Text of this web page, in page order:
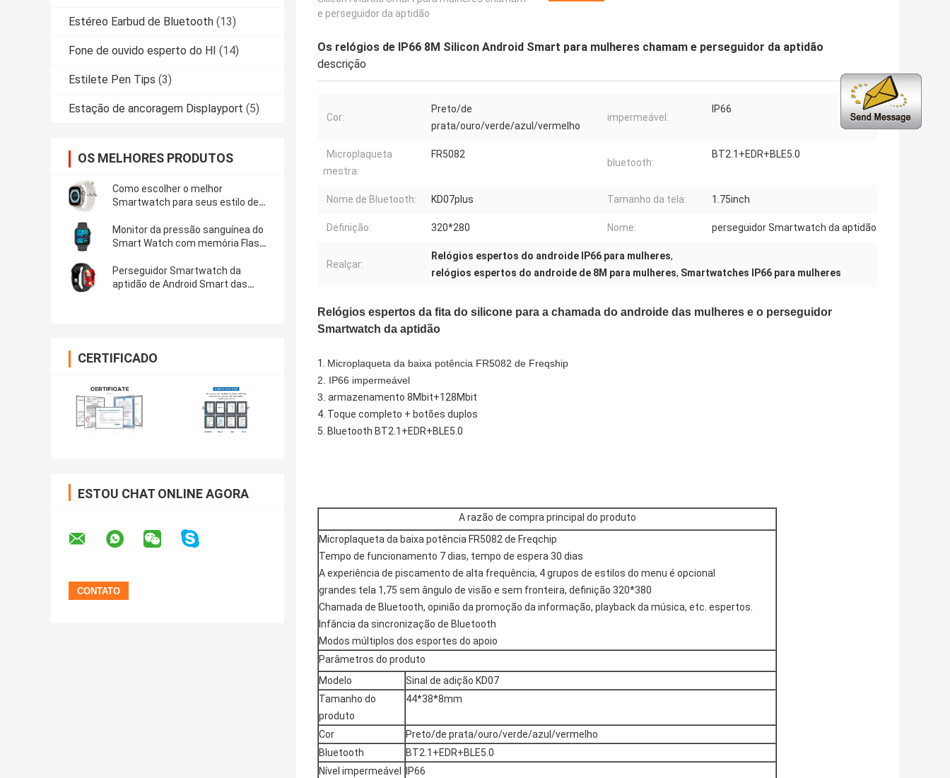
Estéreo Earbud de Bluetooth (13)
Fone de ouvido esperto do HI (14)
Estilete Pen Tips (3)
Estação de ancoragem Displayport (5)
OS MELHORES PRODUTOS
Como escolher o melhor
Smartwatch para seus estilo de
Monitor da pressão sanguínea do
Smart Watch com memória Flash
Perseguidor Smartwatch da
aptidão de Android Smart das
CERTIFICADO
ESTOU CHAT ONLINE AGORA
e perseguidor da aptidão
Os relógios de IP66 8M Silicon Android Smart para mulheres chamam e perseguidor da aptidão
descrição
Cor:
Preto/de
prata/ouro/verde/azul/vermelho
impermeável:
IP66
Microplaqueta
mestra:
FR5082
bluetooth:
BT2.1+EDR+BLE5.0
Nome de Bluetooth: KD07plus Tamanho da tela: 1.75inch
Definição: 320*280 Nome: perseguidor Smartwatch da aptidão
Realçar:
Relógios espertos do androide IP66 para mulheres,
relógios espertos do androide de 8M para mulheres, Smartwatches IP66 para mulheres
Relógios espertos da fita do silicone para a chamada do androide das mulheres e o perseguidor
Smartwatch da aptidão
1. Microplaqueta da baixa potência FR5082 de Freqship
2. IP66 impermeável
3. armazenamento 8Mbit+128Mbit
4. Toque completo + botões duplos
5. Bluetooth BT2.1+EDR+BLE5.0
A razão de compra principal do produto
Microplaqueta da baixa potência FR5082 de Freqchip
Tempo de funcionamento 7 dias, tempo de espera 30 dias
A experiência de piscamento de alta frequência, 4 grupos de estilos do menu é opcional
grandes tela 1,75 sem ângulo de visão e sem fronteira, definição 320*380
Chamada de Bluetooth, opinião da promoção da informação, playback da música, etc. espertos.
Infância da sincronização de Bluetooth
Modos múltiplos dos esportes do apoio
Parâmetros do produto
Modelo
Sinal de adição KD07
Tamanho do
produto
44*38*8mm
Cor
Preto/de prata/ouro/verde/azul/vermelho
Bluetooth
BT2.1+EDR+BLE5.0
Nível impermeável
IP66